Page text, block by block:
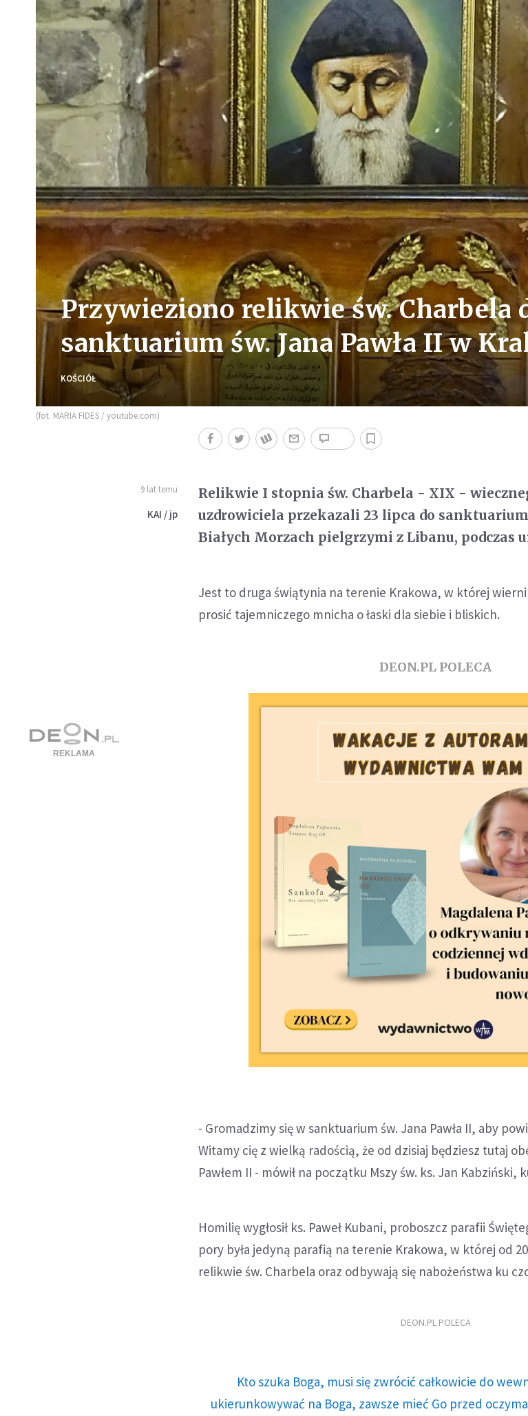
Przywieziono relikwie św. Charbela
sanktuarium św. Jana Pawła II w
KOŚCIÓŁ
(fot. MARIA FIDES / youtube.com)
9 lat temu
KAI / jp
Relikwie I stopnia św. Charbela - XIX -
uzdrowiciela przekazali 23 lipca do sanktuarium
Białych Morzach pielgrzymi z Libanu, podczas
Jest to druga świątynia na terenie Krakowa, w której
prosić tajemniczego mnicha o łaski dla siebie i bliskich.
DEON.PL POLECA
- Gromadzimy się w sanktuarium św. Jana Pawła II, aby
Witamy cię z wielką radością, że od dzisiaj będziesz tutaj
Pawłem II - mówił na początku Mszy św. ks. Jan Kabziński,
Homilię wygłosił ks. Paweł Kubani, proboszcz parafii
pory była jedyną parafią na terenie Krakowa, w której od
relikwie św. Charbela oraz odbywają się nabożeństwa ku
DEON.PL POLECA
Kto szuka Boga, musi się zwrócić całkowicie do
ukierunkowywać na Boga, zawsze mieć Go przed